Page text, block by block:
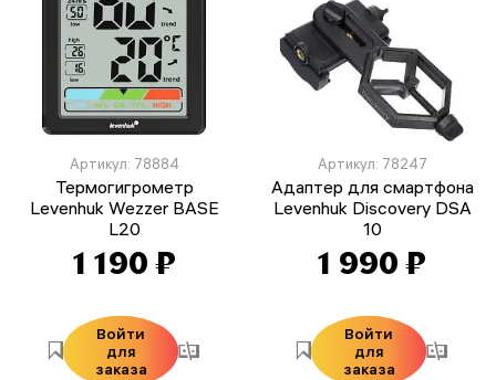
Артикул: 78884
Термогигрометр
Levenhuk Wezzer BASE
L20
1 190 ₽
Войти
для
заказа
Артикул: 78247
Адаптер для смартфона
Levenhuk Discovery DSA
10
1 990 ₽
Войти
для
заказа